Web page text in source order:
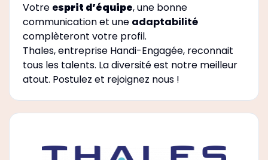
Votre esprit d’équipe, une bonne
communication et une adaptabilité
complèteront votre profil.
Thales, entreprise Handi-Engagée, reconnait
tous les talents. La diversité est notre meilleur
atout. Postulez et rejoignez nous !